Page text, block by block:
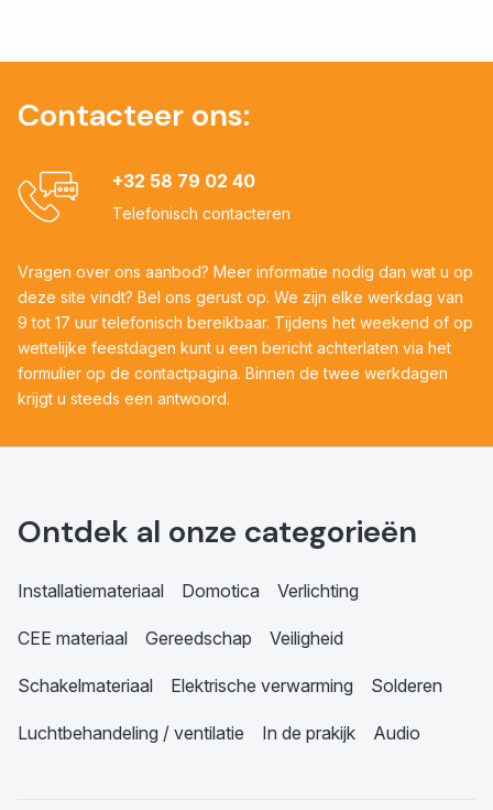
Contacteer ons:
+32 58 79 02 40
Telefonisch contacteren
Vragen over ons aanbod? Meer informatie nodig dan wat u op
deze site vindt? Bel ons gerust op. We zijn elke werkdag van
9 tot 17 uur telefonisch bereikbaar. Tijdens het weekend of op
wettelijke feestdagen kunt u een bericht achterlaten via het
formulier op de contactpagina. Binnen de twee werkdagen
krijgt u steeds een antwoord.
Ontdek al onze categorieën
Installatiemateriaal Domotica Verlichting
CEE materiaal Gereedschap Veiligheid
Schakelmateriaal Elektrische verwarming Solderen
Luchtbehandeling / ventilatie In de prakijk Audio